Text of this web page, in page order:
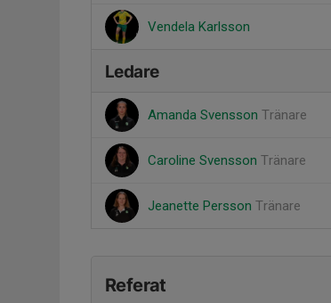
Vendela Karlsson
Ledare
Amanda Svensson Tränare
Caroline Svensson Tränare
Jeanette Persson Tränare
Referat